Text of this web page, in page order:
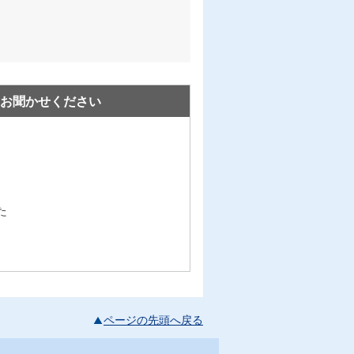
聞かせください
ページの先頭へ戻る